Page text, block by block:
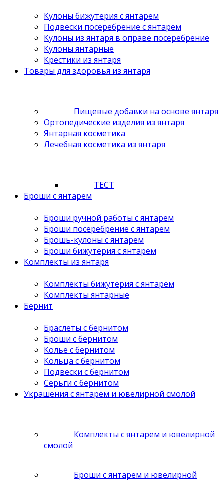
Кулоны бижутерия с янтарем
Подвески посеребрение с янтарем
Кулоны из янтаря в оправе посеребрение
Кулоны янтарные
Крестики из янтаря
Товары для здоровья из янтаря
Пищевые добавки на основе янтаря
Ортопедические изделия из янтаря
Янтарная косметика
Лечебная косметика из янтаря
ТЕСТ
Броши с янтарем
Броши ручной работы с янтарем
Броши посеребрение с янтарем
Брошь-кулоны с янтарем
Броши бижутерия с янтарем
Комплекты из янтаря
Комплекты бижутерия с янтарем
Комплекты янтарные
Бернит
Браслеты с бернитом
Броши с бернитом
Колье с бернитом
Кольца с бернитом
Подвески с бернитом
Серьги с бернитом
Украшения с янтарем и ювелирной смолой
Комплекты с янтарем и ювелирной
смолой
Броши с янтарем и ювелирной